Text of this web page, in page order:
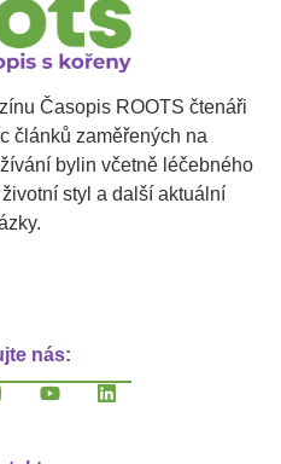
Časopis ROOTS čtenáři
článků zaměřených na
bylin včetně léčebného
styl a další aktuální
nás: